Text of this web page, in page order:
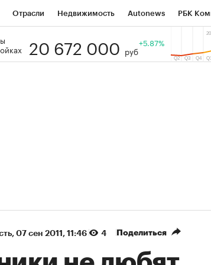
Отрасли Недвижимость Autonews РБК
Тренды
20 672 000 руб
+5.87%
⁠, 07 сен 2011, 11:46 4 Поделиться